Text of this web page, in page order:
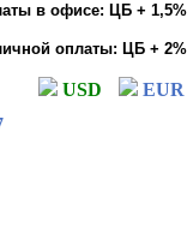
в офисе: ЦБ + 1,5%
оплаты: ЦБ + 2%
USD EUR